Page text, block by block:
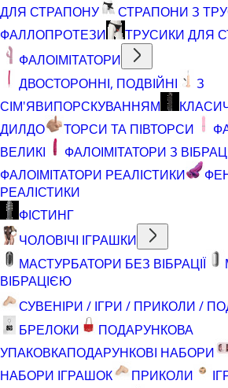
ДЛЯ СТРАПОНУ
СТРАПОНИ З
ФАЛЛОПРОТЕЗИ
ТРУСИКИ ДЛЯ
ФАЛОІМІТАТОРИ
ДВОСТОРОННІ, ПОДВІЙНІ
З
СІМ'ЯВИПОРСКУВАННЯМ
ДИЛДО
ТОРСИ ТА ПІВТОРСИ
ВЕЛИКІ
ФАЛОІМІТАТОРИ З
ФАЛОІМІТАТОРИ РЕАЛІСТИКИ
РЕАЛІСТИКИ
ФІСТИНГ
ЧОЛОВІЧІ ІГРАШКИ
МАСТУРБАТОРИ БЕЗ ВІБРАЦІЇ
ВІБРАЦІЄЮ
СУВЕНІРИ / ІГРИ / ПРИКОЛИ /
БРЕЛОКИ
ПОДАРУНКОВА
УПАКОВКАПОДАРУНКОВІ НАБОРИ
НАБОРИ ІГРАШОК
ПРИКОЛИ